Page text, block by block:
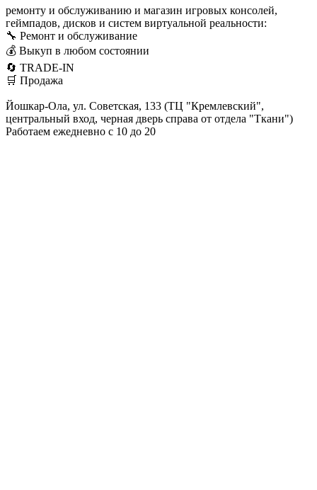
ремонту и обслуживанию и магазин игровых консолей,
геймпадов, дисков и систем виртуальной реальности:
🔧 Ремонт и обслуживание
💰 Выкуп в любом состоянии
🔄 TRADE-IN
🛒 Продажа
Йошкар-Ола, ул. Советская, 133 (ТЦ "Кремлевский",
центральный вход, черная дверь справа от отдела "Ткани")
Работаем ежедневно с 10 до 20